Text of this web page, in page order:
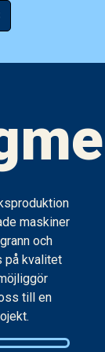
maskiner
och
på kvalitet
till en